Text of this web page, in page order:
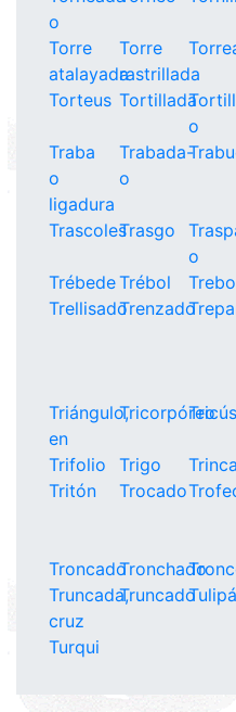
o
Torre
atalayada
Torre
rastrillada
Torteus Tortillada
o
Traba
o
ligadura
Trabada-
o
TrascolesTrasgo
o
TrébedeTrébol
TrellisadoTrenzado
Triángulo,
en
Tricorpóreo
Trifolio Trigo Trinca
Tritón
Trocado
TroncadoTronchado
Truncada,
cruz
Truncado
Turqui